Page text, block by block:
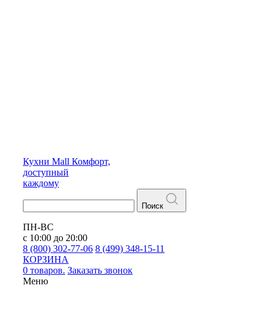
Кухни Mall Комфорт,
доступный
каждому
Поиск
ПН-ВС
с 10:00 до 20:00
8 (800) 302-77-06 8 (499) 348-15-11
КОРЗИНА
0 товаров. Заказать звонок
Меню